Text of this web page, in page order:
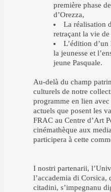
première phase
d’Orezza,
La réalisation
retraçant la vie
L’édition
la jeunesse et
jeune Pasquale.
Au-delà du champ
culturels de notre
programme en lien
actuels que posent les
FRAC au Centre d’Art
cinémathèque aux
participera à cette
I nostri partenarii,
l’accademia di Corsica,
citadini, s’impegnanu